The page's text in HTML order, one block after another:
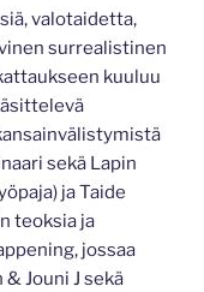
valotaidetta,
surrealistinen
kuuluu
sekä Lapin
ja Taide
teoksia ja
jossaa
Jouni J sekä